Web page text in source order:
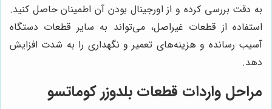
به دقت بررسی کرده و از اورجینال بودن آن اطمینان حاصل کنید.
استفاده از قطعات غیراصل، می‌تواند به سایر قطعات دستگاه
آسیب رسانده و هزینه‌های تعمیر و نگهداری را به شدت افزایش
دهد.
مراحل واردات قطعات بلدوزر کوماتسو